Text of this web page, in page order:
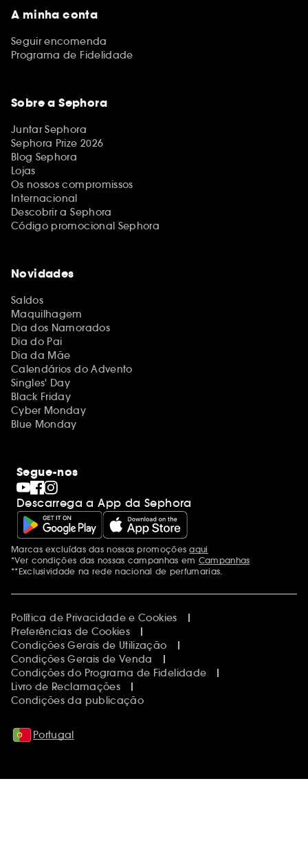
A minha conta
Seguir encomenda
Programa de Fidelidade
Sobre a Sephora
Juntar Sephora
Sephora Prize 2026
Blog Sephora
Lojas
Os nossos compromissos
Internacional
Descobrir a Sephora
Código promocional Sephora
Novidades
Saldos
Maquilhagem
Dia dos Namorados
Dia do Pai
Dia da Mãe
Calendários do Advento
Singles' Day
Black Friday
Cyber Monday
Blue Monday
Segue-nos
Descarrega a App da Sephora
Menções adicionais
Marcas excluídas das nossas promoçõesaqui
*Ver condições das nossas campanhas em Campanhas
**Exclusividade na rede nacional de perfumarias.
Política de Privacidade e Cookies
Preferências de Cookies
Condições Gerais de Utilização
Condições Gerais de Venda
Condições do Programa de Fidelidade
Livro de Reclamações
Condições da publicação
Portugal